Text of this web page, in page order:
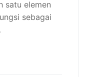
satu elemen
sebagai